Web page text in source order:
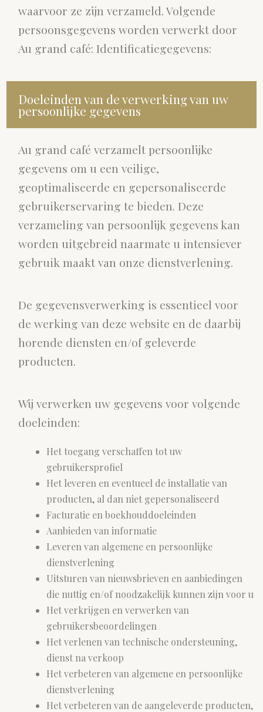
waarvoor ze zijn verzameld. Volgende
persoonsgegevens worden verwerkt door
Au grand café: Identificatiegegevens:
Doeleinden van de verwerking van uw
persoonlijke gegevens
Au grand café verzamelt persoonlijke
gegevens om u een veilige,
geoptimaliseerde en gepersonaliseerde
gebruikerservaring te bieden. Deze
verzameling van persoonlijk gegevens kan
worden uitgebreid naarmate u intensiever
gebruik maakt van onze dienstverlening.
De gegevensverwerking is essentieel voor
de werking van deze website en de daarbij
horende diensten en/of geleverde
producten.
Wij verwerken uw gegevens voor volgende
doeleinden:
Het toegang verschaffen tot uw
gebruikersprofiel
Het leveren en eventueel de installatie van
producten, al dan niet gepersonaliseerd
Facturatie en boekhouddoeleinden
Aanbieden van informatie
Leveren van algemene en persoonlijke
dienstverlening
Uitsturen van nieuwsbrieven en aanbiedingen
die nuttig en/of noodzakelijk kunnen zijn voor u
Het verkrijgen en verwerken van
gebruikersbeoordelingen
Het verlenen van technische ondersteuning,
dienst na verkoop
Het verbeteren van algemene en persoonlijke
dienstverlening
Het verbeteren van de aangeleverde producten,